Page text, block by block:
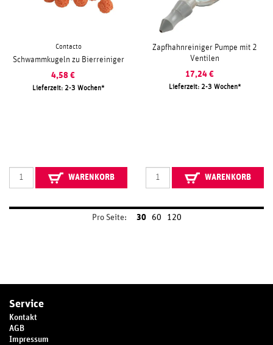
Contacto
Schwammkugeln zu Bierreiniger
4,58 €
Lieferzeit: 2-3 Wochen
WARENKORB
Zapfhahnreiniger Pumpe mit 2
Ventilen
17,24 €
Lieferzeit: 2-3 Wochen
WARENKORB
Pro Seite: 30 60 120
Service
Kontakt
AGB
Impressum